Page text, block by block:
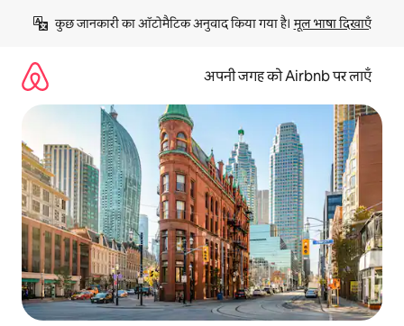
छोड़कर
कॉन्टेंट
कुछ जानकारी का ऑटोमैटिक अनुवाद किया गया है। मूल भाषा दिखाएँ
अपनी जगह को Airbnb पर लाएँ